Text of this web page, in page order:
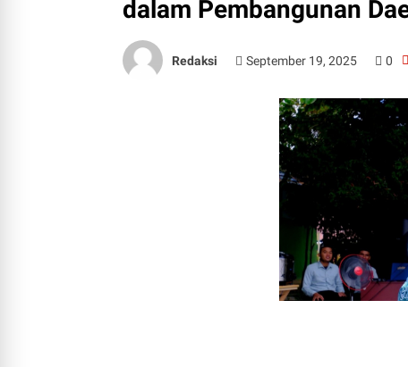
dalam Pembangunan
Redaksi September 19, 2025 0